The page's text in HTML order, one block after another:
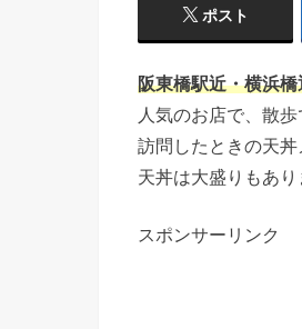
ポスト
阪東橋駅近・横浜
人気のお店で、散
訪問したときの天丼
天丼は大盛りもあり
スポンサーリンク